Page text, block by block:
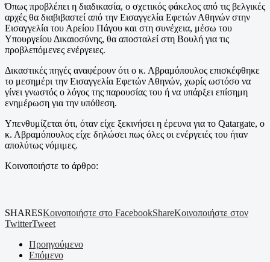
Όπως προβλέπει η διαδικασία, ο σχετικός φάκελος από τις βελγικές
αρχές θα διαβιβαστεί από την Εισαγγελία Εφετών Αθηνών στην
Εισαγγελία του Αρείου Πάγου και στη συνέχεια, μέσω του
Υπουργείου Δικαιοσύνης, θα αποσταλεί στη Βουλή για τις
προβλεπόμενες ενέργειες.
Δικαστικές πηγές αναφέρουν ότι ο κ. Αβραμόπουλος επισκέφθηκε
το μεσημέρι την Εισαγγελία Εφετών Αθηνών, χωρίς ωστόσο να
γίνει γνωστός ο λόγος της παρουσίας του ή να υπάρξει επίσημη
ενημέρωση για την υπόθεση.
Υπενθυμίζεται ότι, όταν είχε ξεκινήσει η έρευνα για το Qatargate, ο
κ. Αβραμόπουλος είχε δηλώσει πως όλες οι ενέργειές του ήταν
απολύτως νόμιμες.
Κοινοποιήστε το άρθρο:
SHARESΚοινοποιήστε στο FacebookShareΚοινοποιήστε στον
TwitterTweet
Προηγούμενο
Επόμενο